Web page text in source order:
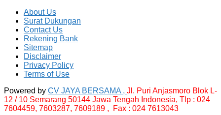
About Us
Surat Dukungan
Contact Us
Rekening Bank
Sitemap
Disclaimer
Privacy Policy
Terms of Use
Powered by CV JAYA BERSAMA , Jl. Puri Anjasmoro Blok L-
12 / 10 Semarang 50144 Jawa Tengah Indonesia, Tlp : 024
7604459, 7603287, 7609189 , Fax : 024 7613043